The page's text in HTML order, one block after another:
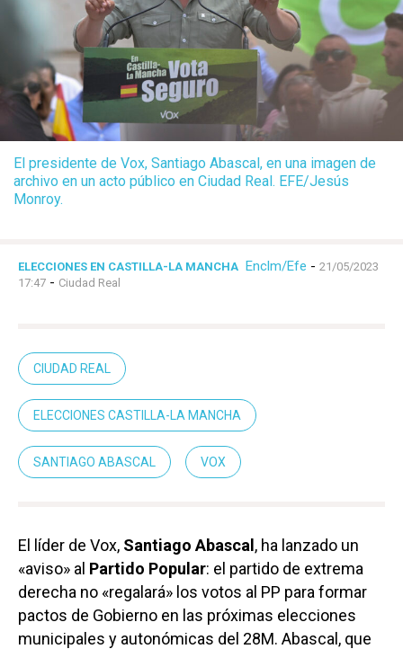
El presidente de Vox, Santiago Abascal, en una imagen de
archivo en un acto público en Ciudad Real. EFE/Jesús
Monroy.
ELECCIONES EN CASTILLA-LA MANCHA Enclm/Efe - 21/05/2023
17:47 - Ciudad Real
CIUDAD REAL
ELECCIONES CASTILLA-LA MANCHA
SANTIAGO ABASCAL VOX
El líder de Vox, Santiago Abascal, ha lanzado un
«aviso» al Partido Popular: el partido de extrema
derecha no «regalará» los votos al PP para formar
pactos de Gobierno en las próximas elecciones
municipales y autonómicas del 28M. Abascal, que